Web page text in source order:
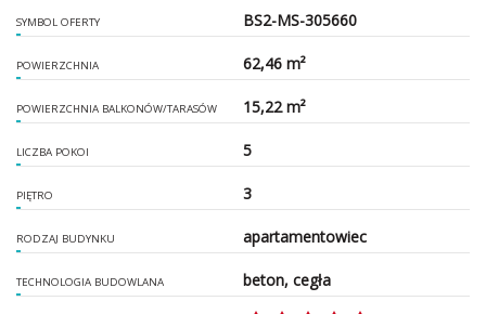
SYMBOL OFERTY BS2-MS-305660
POWIERZCHNIA 62,46 m²
POWIERZCHNIA BALKONÓW/TARASÓW 15,22 m²
LICZBA POKOI 5
PIĘTRO 3
RODZAJ BUDYNKU apartamentowiec
TECHNOLOGIA BUDOWLANA beton, cegła